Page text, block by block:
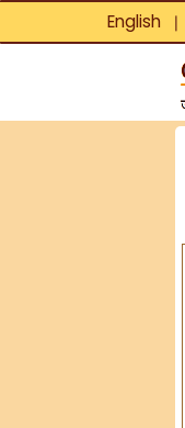
English ❘